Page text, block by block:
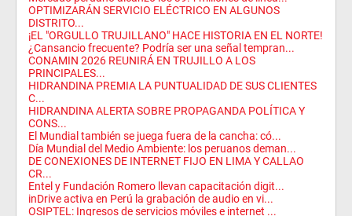
OPTIMIZARÁN SERVICIO ELÉCTRICO EN ALGUNOS
DISTRITO...
¡EL "ORGULLO TRUJILLANO" HACE HISTORIA EN EL NORTE!
¿Cansancio frecuente? Podría ser una señal tempran...
CONAMIN 2026 REUNIRÁ EN TRUJILLO A LOS
PRINCIPALES...
HIDRANDINA PREMIA LA PUNTUALIDAD DE SUS CLIENTES
C...
HIDRANDINA ALERTA SOBRE PROPAGANDA POLÍTICA Y
CONS...
El Mundial también se juega fuera de la cancha: có...
Día Mundial del Medio Ambiente: los peruanos deman...
DE CONEXIONES DE INTERNET FIJO EN LIMA Y CALLAO
CR...
Entel y Fundación Romero llevan capacitación digit...
inDrive activa en Perú la grabación de audio en vi...
OSIPTEL: Ingresos de servicios móviles e internet ...